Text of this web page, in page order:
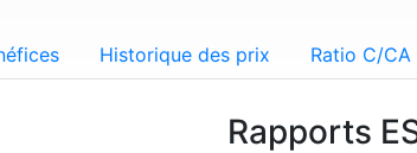
Historique des prix Ratio C/CA
Rapports